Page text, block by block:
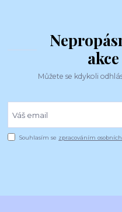
Můžete se kdykoli
Souhlasím se zpracováním